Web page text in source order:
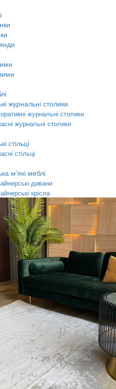
журнальні столики
журнальні столики
журнальні столики
стільці
стільці
м'які меблі
дивани
крісла